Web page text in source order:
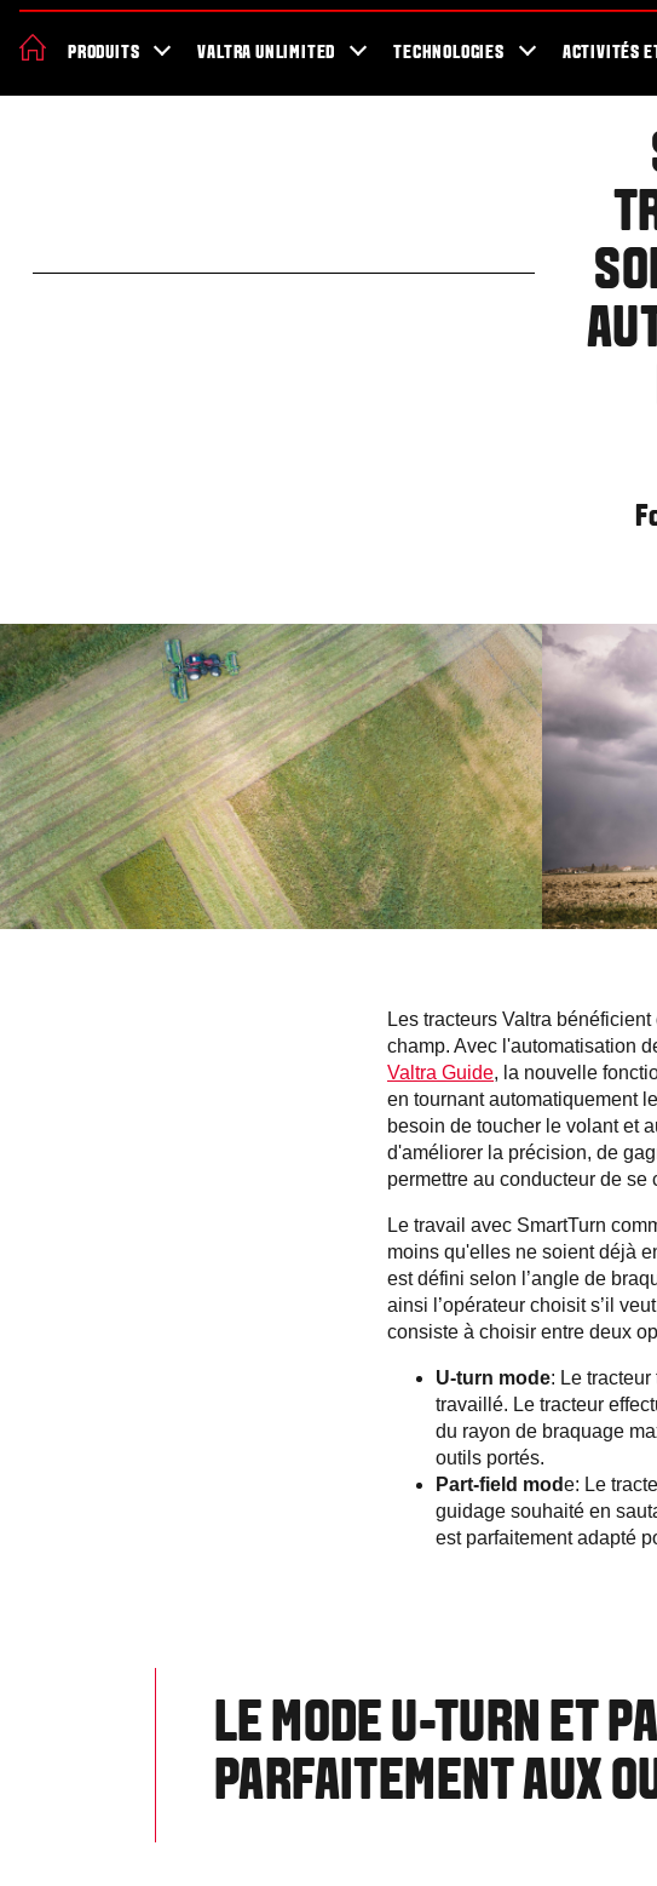
Santé et sécurité au travail
PRODUITS VALTRA UNLIMITED TECHNOLOGIES ACTIVITÉS
Les tracteurs Valtra
champ. Avec l'automatisation
Valtra Guide, la nouvelle
en tournant automatiquement
besoin de toucher le volant et
d'améliorer la précision, de
permettre au conducteur de
Le travail avec SmartTurn
moins qu'elles ne soient déjà
est défini selon l’angle de
ainsi l’opérateur choisit s’il
consiste à choisir entre deux
U-turn mode: Le
travaillé. Le tracteur
du rayon de braquage
outils portés.
Part-field mode: Le
guidage souhaité en
est parfaitement adapté
LE MODE U-TURN ET
PARFAITEMENT AUX